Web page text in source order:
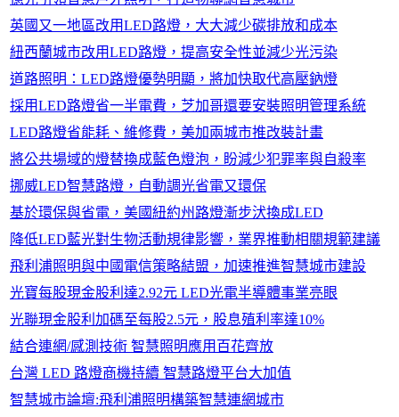
英國又一地區改用LED路燈，大大減少碳排放和成本
紐西蘭城市改用LED路燈，提高安全性並減少光污染
道路照明：LED路燈優勢明顯，將加快取代高壓鈉燈
採用LED路燈省一半電費，芝加哥還要安裝照明管理系統
LED路燈省能耗、維修費，美加兩城市推改裝計畫
將公共場域的燈替換成藍色燈泡，盼減少犯罪率與自殺率
挪威LED智慧路燈，自動調光省電又環保
基於環保與省電，美國紐約州路燈漸步汱換成LED
降低LED藍光對生物活動規律影響，業界推動相關規範建議
飛利浦照明與中國電信策略結盟，加速推進智慧城市建設
光寶每股現金股利達2.92元 LED光電半導體事業亮眼
光聯現金股利加碼至每股2.5元，股息殖利率達10%
結合連網/感測技術 智慧照明應用百花齊放
台灣 LED 路燈商機持續 智慧路燈平台大加值
智慧城市論壇:飛利浦照明構築智慧連網城市